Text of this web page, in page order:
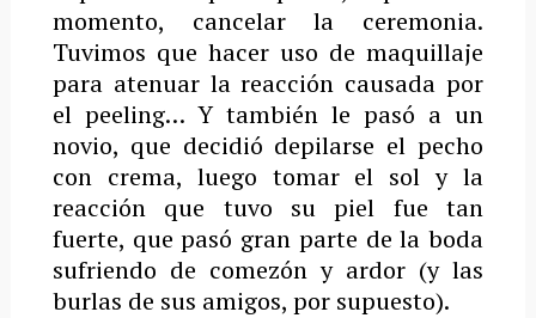
momento, cancelar la ceremonia.
Tuvimos que hacer uso de maquillaje
para atenuar la reacción causada por
el peeling… Y también le pasó a un
novio, que decidió depilarse el pecho
con crema, luego tomar el sol y la
reacción que tuvo su piel fue tan
fuerte, que pasó gran parte de la boda
sufriendo de comezón y ardor (y las
burlas de sus amigos, por supuesto).